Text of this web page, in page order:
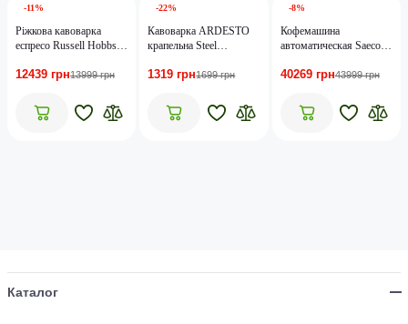
-11%
Ріжкова кавоварка
еспресо Russell Hobbs
56
12439 грн13999 грн
-22%
Кавоварка ARDESTO
крапельна Steel
сріблястий
1319 грн1699 грн
-8%
Кофемашина
автоматическая Saeco
40269 грн43999 грн
Каталог